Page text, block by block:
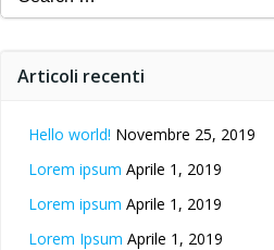
for:
Articoli recenti
Hello world! Novembre 25, 2019
Lorem ipsum Aprile 1, 2019
Lorem ipsum Aprile 1, 2019
Lorem Ipsum Aprile 1, 2019